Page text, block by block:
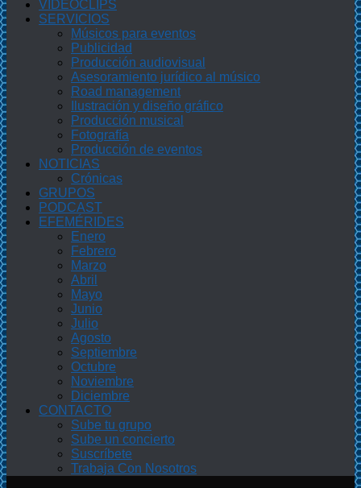
VIDEOCLIPS
SERVICIOS
Músicos para eventos
Publicidad
Producción audiovisual
Asesoramiento jurídico al músico
Road management
Ilustración y diseño gráfico
Producción musical
Fotografía
Producción de eventos
NOTICIAS
Crónicas
GRUPOS
PODCAST
EFEMÉRIDES
Enero
Febrero
Marzo
Abril
Mayo
Junio
Julio
Agosto
Septiembre
Octubre
Noviembre
Diciembre
CONTACTO
Sube tu grupo
Sube un concierto
Suscríbete
Trabaja Con Nosotros